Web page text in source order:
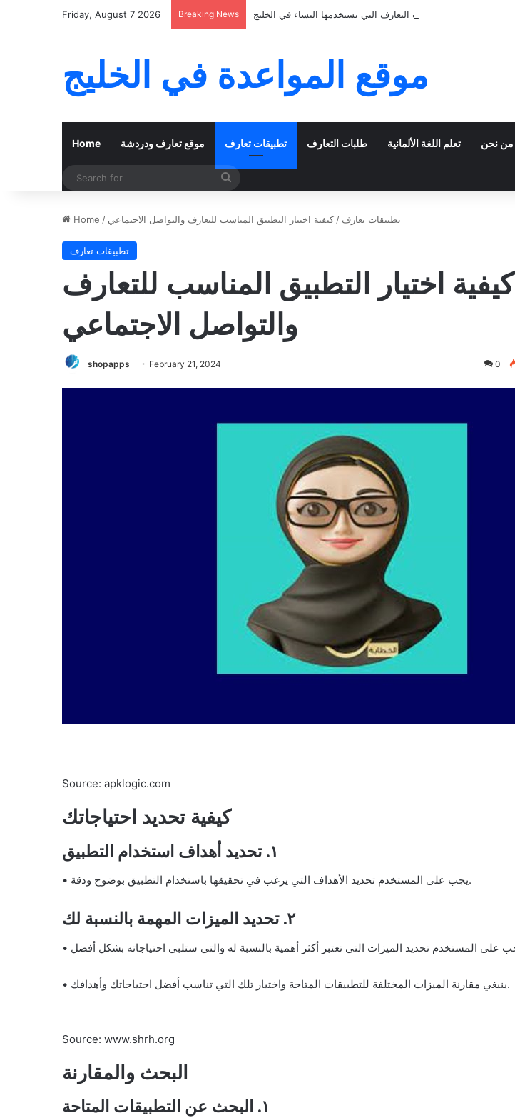
Friday, August 7 2026 Breaking News استعراض أفضل تطبيقات التعارف التي تستخدمها النساء في الخليج
موقع المواعدة في الخليج
Home موقع تعارف ودردشة تطبيقات تعارف طلبات التعارف تعلم اللغة الألمانية من نحن
Home / تطبيقات تعارف / كيفية اختيار التطبيق المناسب للتعارف والتواصل الاجتماعي
تطبيقات تعارف
كيفية اختيار التطبيق المناسب للتعارف
والتواصل الاجتماعي
shopapps February 21, 2024 0
Source: apklogic.com
كيفية تحديد احتياجاتك
١. تحديد أهداف استخدام التطبيق
• يجب على المستخدم تحديد الأهداف التي يرغب في تحقيقها باستخدام التطبيق بوضوح ودقة.
٢. تحديد الميزات المهمة بالنسبة لك
• ينبغي مقارنة الميزات المختلفة للتطبيقات المتاحة واختيار تلك التي تناسب أفضل احتياجاتك وأهدافك.
Source: www.shrh.org
البحث والمقارنة
١. البحث عن التطبيقات المتاحة